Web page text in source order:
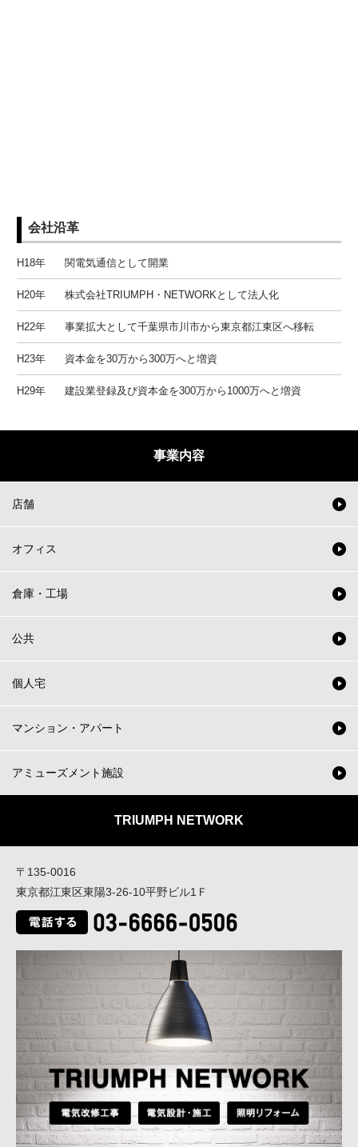
会社沿革
H18年 関電気通信として開業
H20年 株式会社TRIUMPH・NETWORKとして法人化
H22年 事業拡大として千葉県市川市から東京都江東区へ移転
H23年 資本金を30万から300万へと増資
H29年 建設業登録及び資本金を300万から1000万へと増資
事業内容
店舗
オフィス
倉庫・工場
公共
個人宅
マンション・アパート
アミューズメント施設
TRIUMPH NETWORK
〒135-0016
東京都江東区東陽3-26-10平野ビル1Ｆ